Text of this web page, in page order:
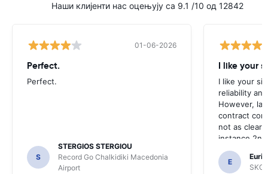
Наши клијенти нас оцењују са 9.1 /10 од 12842
01-06-2026
Perfect.
Perfect.
S
STERGIOS STERGIOU
Record Go Chalkidiki Macedonia
Airport
I like your
I like your
reliability
However,
contract
not as clear
instance
the most
your site.
E
SKG